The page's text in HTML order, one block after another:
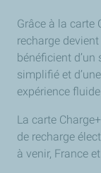
Grâce à la carte
recharge
bénéficient d’un
simplifié et
expérience
La carte
de recharge
à venir, France